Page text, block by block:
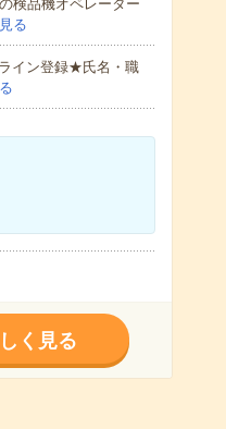
検品機オペレーター
る
イン登録★氏名・職
く見る